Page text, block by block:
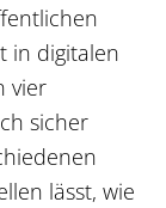
in digitalen
vier
sicher
lässt, wie